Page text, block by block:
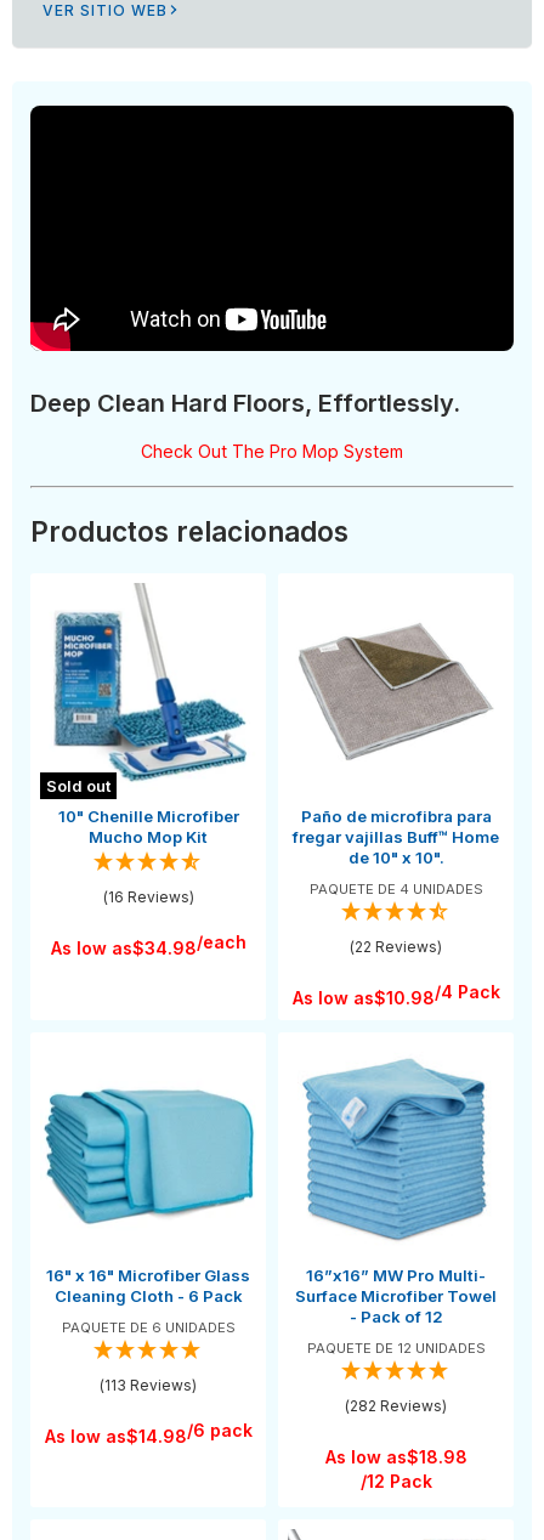
VER SITIO WEB
Deep Clean Hard Floors, Effortlessly.
Check Out The Pro Mop System
Productos relacionados
Sold out
10" Chenille Microfiber
Mucho Mop Kit
(16 Reviews)
As low as$34.98/each
Paño de microfibra para
fregar vajillas Buff™ Home
de 10" x 10".
PAQUETE DE 4 UNIDADES
(22 Reviews)
As low as$10.98/4 Pack
16" x 16" Microfiber Glass
Cleaning Cloth - 6 Pack
PAQUETE DE 6 UNIDADES
(113 Reviews)
As low as$14.98/6 pack
16”x16” MW Pro Multi-
Surface Microfiber Towel
- Pack of 12
PAQUETE DE 12 UNIDADES
(282 Reviews)
As low as$18.98
/12 Pack